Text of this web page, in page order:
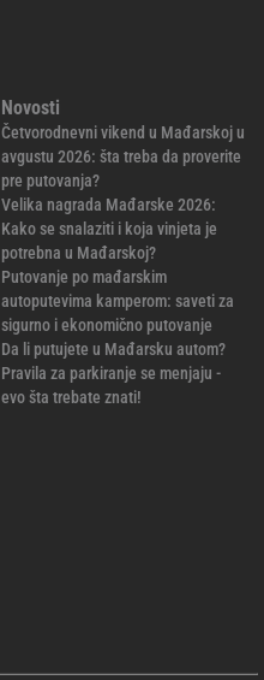
Novosti
Četvorodnevni vikend u Mađarskoj u
avgustu 2026: šta treba da proverite
pre putovanja?
Velika nagrada Mađarske 2026:
Kako se snalaziti i koja vinjeta je
potrebna u Mađarskoj?
Putovanje po mađarskim
autoputevima kamperom: saveti za
sigurno i ekonomično putovanje
Da li putujete u Mađarsku autom?
Pravila za parkiranje se menjaju -
evo šta trebate znati!